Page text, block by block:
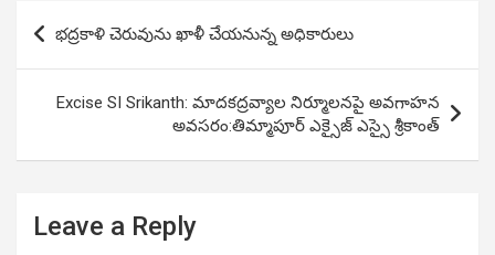
Post
navigation
భద్రకాళి చెరువును ఖాళీ చేయనున్న అధికారులు
Excise SI Srikanth: మాదకద్రవ్యాల నిర్మూలనపై అవగాహన
అవసరం:తిమ్మాపూర్ ఎక్సైజ్ ఎస్సై శ్రీకాంత్
Leave a Reply